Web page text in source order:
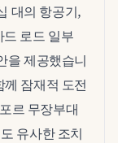
대의 항공기,
로드 일부
을 제공했습니
잠재적 도전
르 무장부대
유사한 조치